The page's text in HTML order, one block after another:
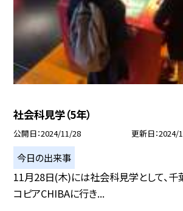
社会科見学（5年）
公開日 2024/11/28 更新日 2024/
今日の出来事
11月28日(木)には社会科見学として、千
コピアCHIBAに行き...